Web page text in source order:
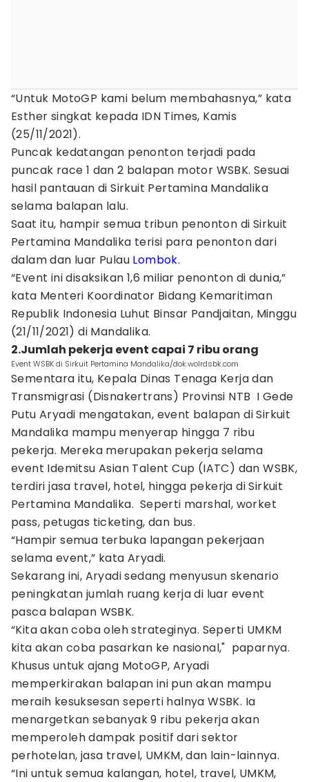
“Untuk MotoGP kami belum membahasnya,” kata
Esther singkat kepada IDN Times, Kamis
(25/11/2021).
Puncak kedatangan penonton terjadi pada
puncak race 1 dan 2 balapan motor WSBK. Sesuai
hasil pantauan di Sirkuit Pertamina Mandalika
selama balapan lalu.
Saat itu, hampir semua tribun penonton di Sirkuit
Pertamina Mandalika terisi para penonton dari
dalam dan luar Pulau Lombok.
“Event ini disaksikan 1,6 miliar penonton di dunia,”
kata Menteri Koordinator Bidang Kemaritiman
Republik Indonesia Luhut Binsar Pandjaitan, Minggu
(21/11/2021) di Mandalika.
2.Jumlah pekerja event capai 7 ribu orang
Event WSBK di Sirkuit Pertamina Mandalika/dok.wolrdsbk.com
Sementara itu, Kepala Dinas Tenaga Kerja dan
Transmigrasi (Disnakertrans) Provinsi NTB I Gede
Putu Aryadi mengatakan, event balapan di Sirkuit
Mandalika mampu menyerap hingga 7 ribu
pekerja. Mereka merupakan pekerja selama
event Idemitsu Asian Talent Cup (IATC) dan WSBK,
terdiri jasa travel, hotel, hingga pekerja di Sirkuit
Pertamina Mandalika. Seperti marshal, worket
pass, petugas ticketing, dan bus.
“Hampir semua terbuka lapangan pekerjaan
selama event,” kata Aryadi.
Sekarang ini, Aryadi sedang menyusun skenario
peningkatan jumlah ruang kerja di luar event
pasca balapan WSBK.
“Kita akan coba oleh strateginya. Seperti UMKM
kita akan coba pasarkan ke nasional," paparnya.
Khusus untuk ajang MotoGP, Aryadi
memperkirakan balapan ini pun akan mampu
meraih kesuksesan seperti halnya WSBK. Ia
menargetkan sebanyak 9 ribu pekerja akan
memperoleh dampak positif dari sektor
perhotelan, jasa travel, UMKM, dan lain-lainnya.
“Ini untuk semua kalangan, hotel, travel, UMKM,